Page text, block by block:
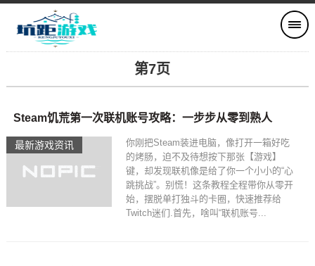
第7页
最新游戏资讯
Steam饥荒第一次联机账号攻略：一步步从零到熟人
你刚把Steam装进电脑，像打开一箱好吃
的烤肠，迫不及待想按下那张【游戏】
键，却发现联机像是给了你一个小小的“心
跳挑战”。别慌！这条教程全程带你从零开
始，摆脱单打独斗的卡圈，快速推荐给
Twitch迷们.首先，啥叫“联机账号...